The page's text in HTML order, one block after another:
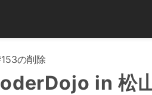
の削除
in 松